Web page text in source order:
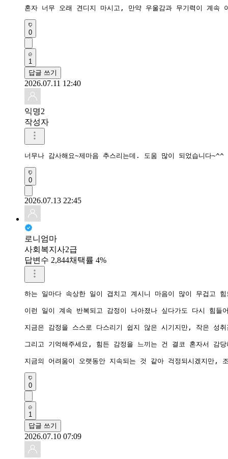
혼자 너무 오래 견디지 마시고, 만약 우울감과 무기력이 계속
0
1
답글 쓰기
2026.07.11 12:40
익명2
작성자
너무나 감사해요~제마음 추스리는데. 도움 많이 되었습니다~^^
0
2026.07.13 22:45
로니엄마
사회복지사2급
답변수 2,844채택률 4%
하는 일마다 속상한 일이 겹치고 계시니 마음이 많이 무겁고
이런 일이 계속 반복되고 감정이 나아졌나 싶다가도 다시 힘
지금은 감정을 스스로 다스리기 쉽지 않은 시기지만, 작은 성
그리고 기억해주세요, 힘든 감정을 느끼는 건 결코 혼자서 감
지금의 어려움이 오랫동안 지속되는 것 같아 걱정되시겠지만,
0
1
답글 쓰기
2026.07.10 07:09